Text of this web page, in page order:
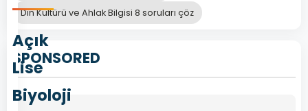
Açık
Lise
Biyoloji
Din Kültürü ve Ahlak Bilgisi 8 soruları çöz
SPONSORED